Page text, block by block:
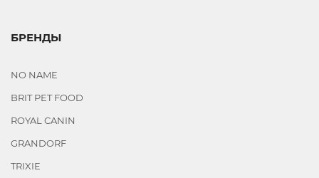
БРЕНДЫ
NO NAME
BRIT PET FOOD
ROYAL CANIN
GRANDORF
TRIXIE